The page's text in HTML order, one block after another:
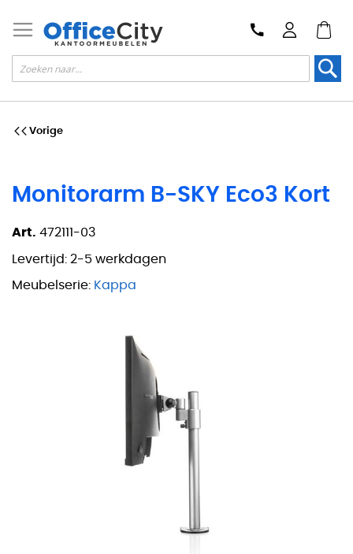
Monitorarm B-SKY Eco3 Kort
Art. 472111-03
Levertijd: 2-5 werkdagen
Meubelserie: Kappa
Vorige